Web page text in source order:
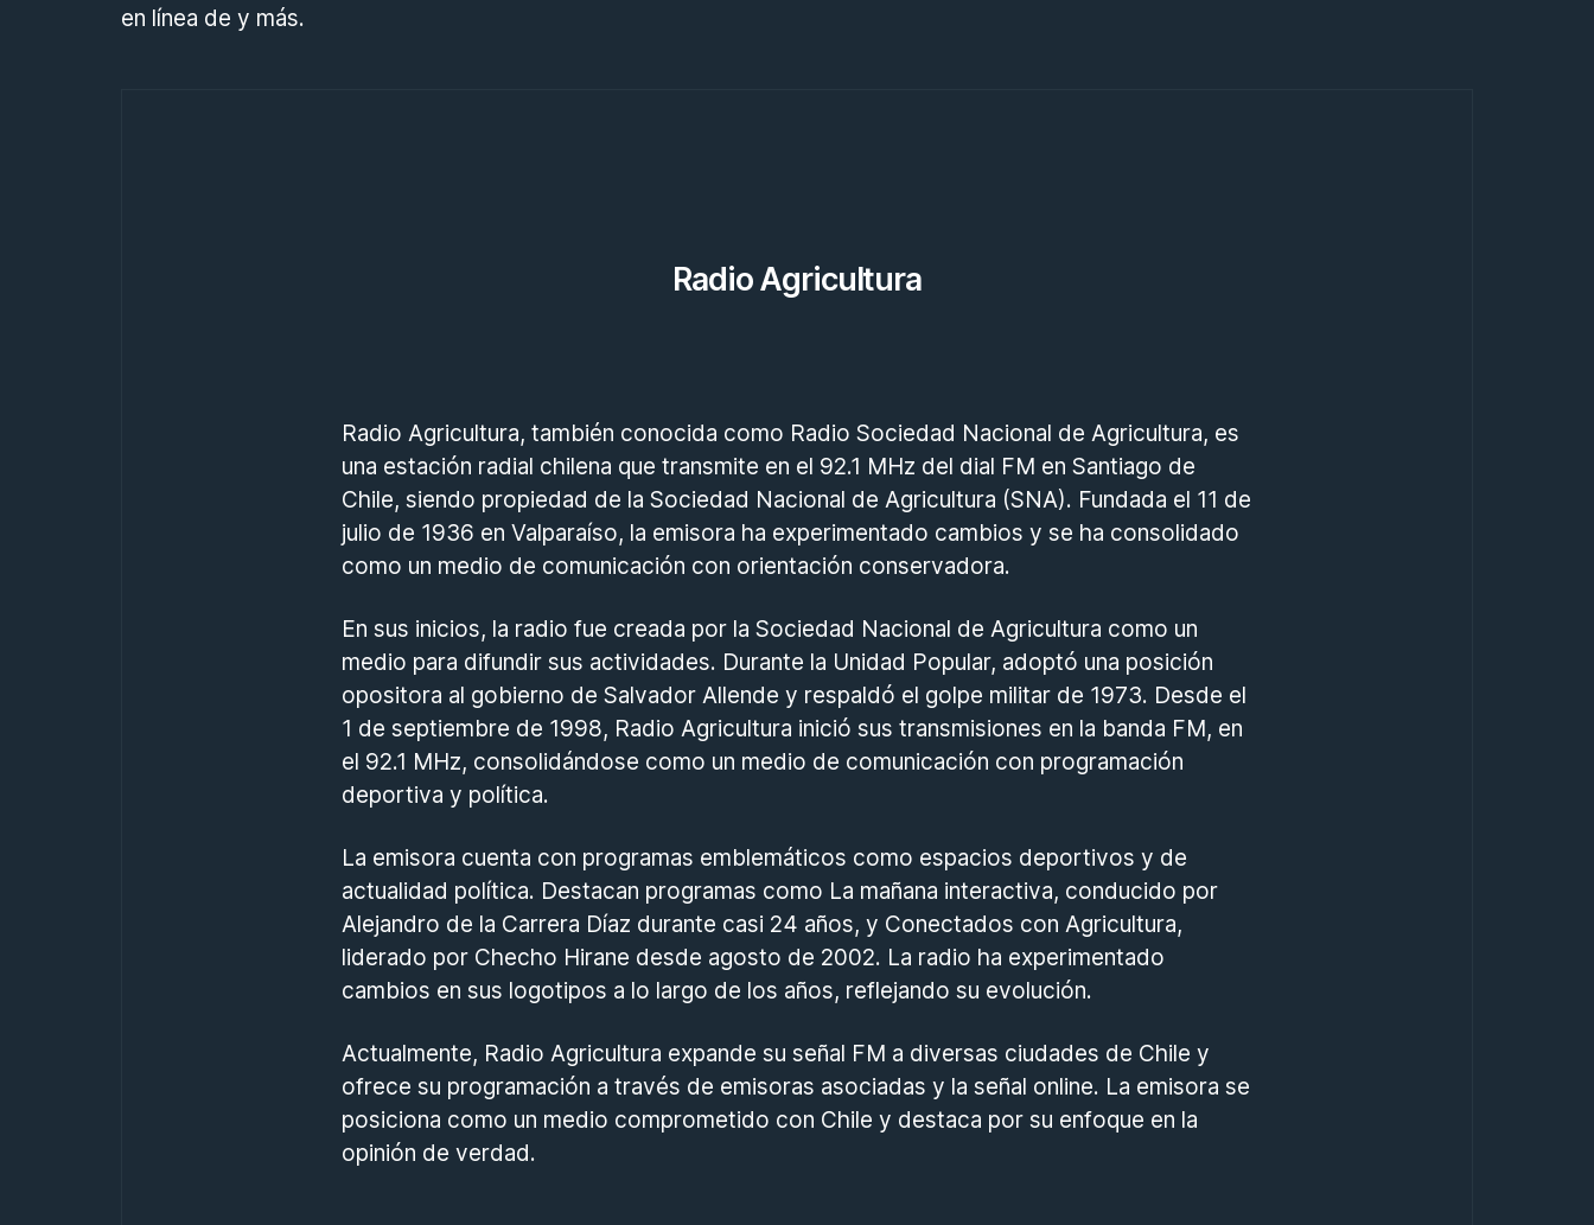
en línea de y más.
Radio Agricultura
Radio Agricultura, también conocida como Radio Sociedad Nacional de Agricultura, es
una estación radial chilena que transmite en el 92.1 MHz del dial FM en Santiago de
Chile, siendo propiedad de la Sociedad Nacional de Agricultura (SNA). Fundada el 11 de
julio de 1936 en Valparaíso, la emisora ha experimentado cambios y se ha consolidado
como un medio de comunicación con orientación conservadora.
En sus inicios, la radio fue creada por la Sociedad Nacional de Agricultura como un
medio para difundir sus actividades. Durante la Unidad Popular, adoptó una posición
opositora al gobierno de Salvador Allende y respaldó el golpe militar de 1973. Desde el
1 de septiembre de 1998, Radio Agricultura inició sus transmisiones en la banda FM, en
el 92.1 MHz, consolidándose como un medio de comunicación con programación
deportiva y política.
La emisora cuenta con programas emblemáticos como espacios deportivos y de
actualidad política. Destacan programas como La mañana interactiva, conducido por
Alejandro de la Carrera Díaz durante casi 24 años, y Conectados con Agricultura,
liderado por Checho Hirane desde agosto de 2002. La radio ha experimentado
cambios en sus logotipos a lo largo de los años, reflejando su evolución.
Actualmente, Radio Agricultura expande su señal FM a diversas ciudades de Chile y
ofrece su programación a través de emisoras asociadas y la señal online. La emisora se
posiciona como un medio comprometido con Chile y destaca por su enfoque en la
opinión de verdad.